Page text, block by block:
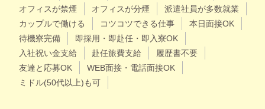
オフィスが禁煙
オフィスが分煙
派遣社員が多数就業
カップルで働ける
コツコツできる仕事
本日面接OK
待機寮完備
即採用・即赴任・即入寮OK
入社祝い金支給
赴任旅費支給
履歴書不要
友達と応募OK
WEB面接・電話面接OK
ミドル(50代以上)も可